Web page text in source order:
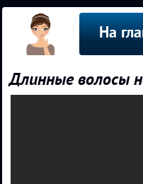
На
Длинные волосы